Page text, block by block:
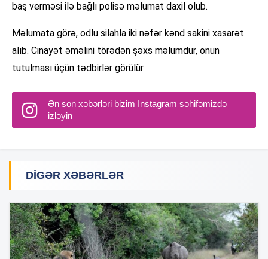
baş verməsi ilə bağlı polisə məlumat daxil olub.
Məlumata görə, odlu silahla iki nəfər kənd sakini xasarət
alıb. Cinayət əməlini törədən şəxs məlumdur, onun
tutulması üçün tədbirlər görülür.
Ən son xəbərləri bizim Instagram səhifəmizdə
izləyin
DIGƏR XƏBƏRLƏR